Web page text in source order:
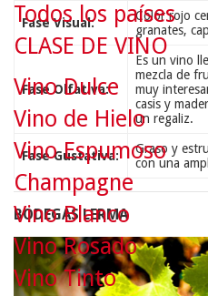
Fase Visual:
Color rojo
granates,
Fase Olfativa:
Es un vino
mezcla de
muy
casis y
un regaliz.
Fase Gustativa:
Graso y
con una
BODEGAS LERMA
Todos los países
CLASE DE VINO
Vino Dulce
Vino de Hielo
Vino Espumoso
Champagne
Vino Blanco
Vino Rosado
Vino Tinto